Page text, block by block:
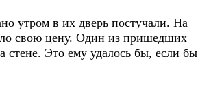
утром в их дверь постучали. На
свою цену. Один из пришедших
стене. Это ему удалось бы, если бы